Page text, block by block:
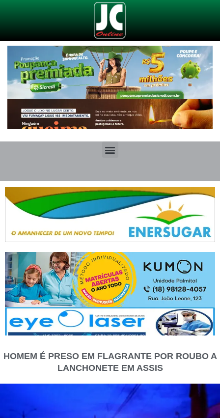
HOMEM É PRESO EM FLAGRANTE POR ROUBO A
LANCHONETE EM ASSIS